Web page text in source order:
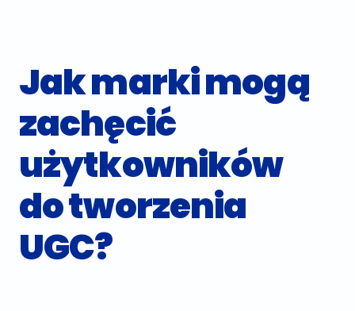
Jak marki mogą
zachęcić
użytkowników
do tworzenia
UGC?